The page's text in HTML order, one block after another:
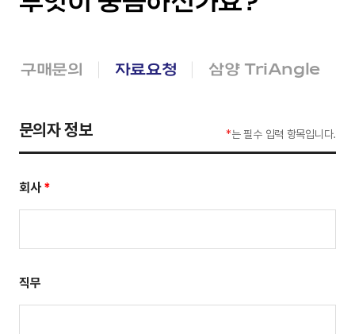
구매문의 자료요청 삼양 TriAngle
문의자 정보 *는 필수 입력 항목입니다.
회사 *
직무